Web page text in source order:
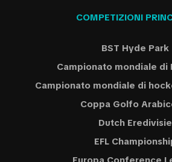
COMPETIZIONI
BST Hyde Park
Campionato mondiale di
Campionato mondiale di
Coppa Golfo
Dutch Eredivisie
EFL